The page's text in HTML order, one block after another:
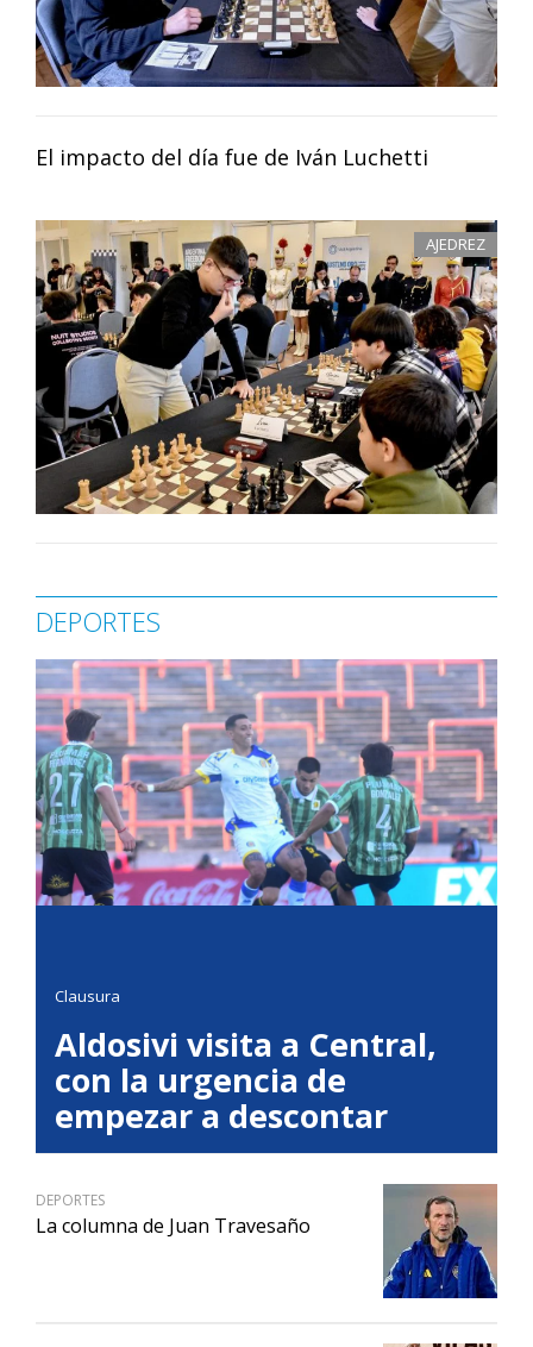
El impacto del día fue de Iván Luchetti
AJEDREZ
DEPORTES
Clausura
Aldosivi visita a Central,
con la urgencia de
empezar a descontar
DEPORTES
La columna de Juan Travesaño